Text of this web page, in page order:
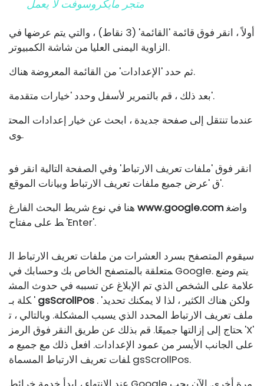
متجر مايكروسوفت لا يعمل
أولاً ، انقر فوق قائمة 'القائمة' (3 نقاط) ، والتي يتم عرضها في
الزاوية اليمنى العليا من شاشة الكمبيوتر.
ثم حدد 'الإعدادات' من القائمة المعروضة هناك.
بعد ذلك ، قم بالتمرير لأسفل وحدد 'خيارات متقدمة'.
عندما تنتقل إلى صفحة جديدة ، ابحث عن خيار إعدادات المحت
وى.
انقر فوق 'ملفات تعريف الارتباط' وفي الصفحة التالية انقر فو
ق 'عرض جميع ملفات تعريف الارتباط وبيانات الموقع'.
www.google.comواضغ
ط على مفتاح 'Enter'.
سيقوم المتصفح بسرد العشرات من ملفات تعريف الارتباط ال
متعلقة بالمتصفح الخاص بك وحسابك في Google. يتم وضع
علامة على الشخص الذي تم الإبلاغ عن تسببه في حدوث المش
كلة بـ ' gsScrollPos . 'ولكن هناك الكثير ، لذا لا يمكنك تحديد
ملف تعريف الارتباط المحدد الذي يسبب المشكلة. وبالتالي ، ت
حتاج إلى إزالتها جميعًا. قم بذلك عن طريق النقر فوق الرمز 'X'
على الجانب الأيسر من عمود الإعدادات. افعل ذلك مع جميع م
لفات تعريف الارتباط المسماة gsScrollPos.